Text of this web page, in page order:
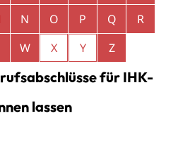
N O P Q
R
W X Y Z
für IHK-
lassen